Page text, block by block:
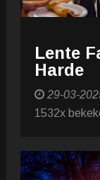
Lente
Harde
29-03-
1532x